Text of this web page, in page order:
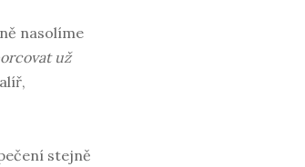
nasolíme
už
stejně